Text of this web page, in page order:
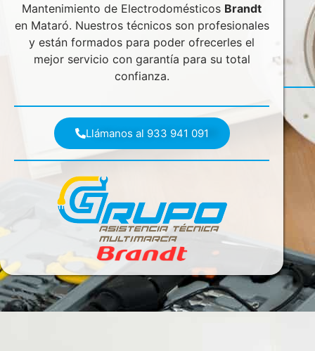
Mantenimiento de Electrodomésticos Brandt
en Mataró. Nuestros técnicos son profesionales
y están formados para poder ofrecerles el
mejor servicio con garantía para su total
confianza.
Llámanos al 933 941 091